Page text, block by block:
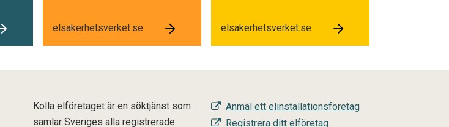
elsakerhetsverket.se elsakerhetsverket.se
Kolla elföretaget är en söktjänst som
samlar Sveriges alla registrerade
Anmäl ett elinstallationsföretag
Registrera ditt elföretag